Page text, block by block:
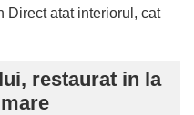
Direct atat interiorul, cat
restaurat in la